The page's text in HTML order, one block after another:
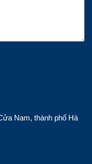
Nam, thành phố Hà